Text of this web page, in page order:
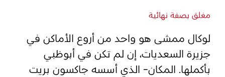
تسجيل الدخول مسارات
مغلق بصفة نهائية
لوكال ممشى هو واحد من أروع الأماكن في
جزيرة السعديات، إن لم تكن في أبوظبي
بأكملها. المكان- الذي أسسه جاكسون بريت